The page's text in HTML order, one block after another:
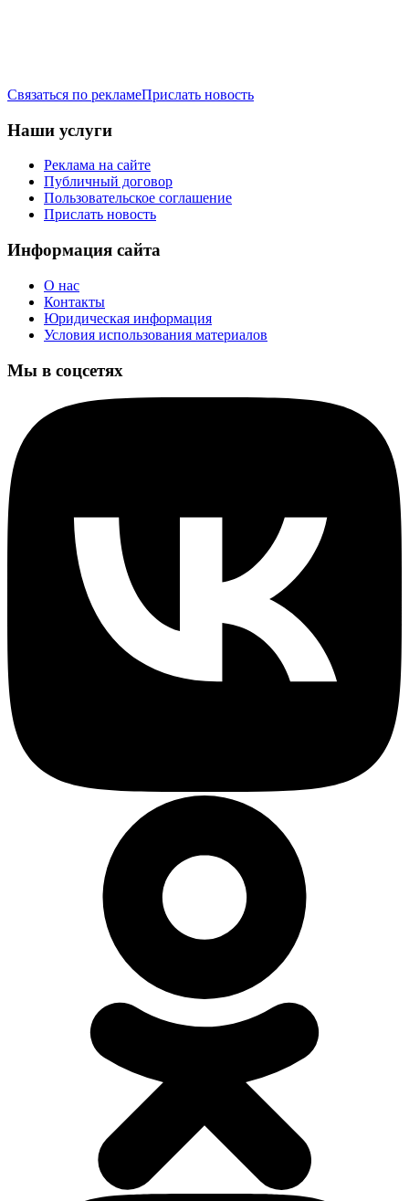
Связаться по рекламеПрислать новость
Наши услуги
Реклама на сайте
Публичный договор
Пользовательское соглашение
Прислать новость
Информация сайта
О нас
Контакты
Юридическая информация
Условия использования материалов
Мы в соцсетях